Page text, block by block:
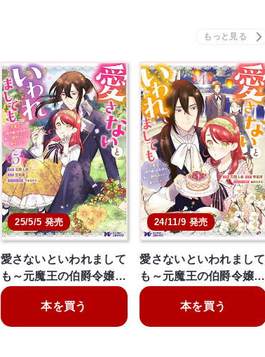
25/5/5 発売
愛さないといわれまして
も～元魔王の伯爵令嬢…
本を買う
24/11/9 発売
愛さないといわれまして
も～元魔王の伯爵令嬢…
本を買う